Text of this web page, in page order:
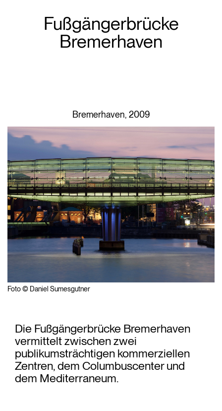
Fußgängerbrücke
Bremerhaven
Bremerhaven, 2009
Foto © Daniel Sumesgutner
Die Fußgängerbrücke Bremerhaven
vermittelt zwischen zwei
publikumsträchtigen kommerziellen
Zentren, dem Columbuscenter und
dem Mediterraneum.